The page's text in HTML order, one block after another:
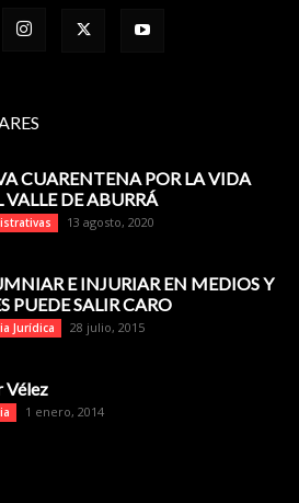
CUARENTENA POR LA VIDA
VALLE DE ABURRÁ
13 agosto, 2020
E INJURIAR EN MEDIOS Y
PUEDE SALIR CARO
Jurídica 28 julio, 2015
Vélez
1 enero, 2014